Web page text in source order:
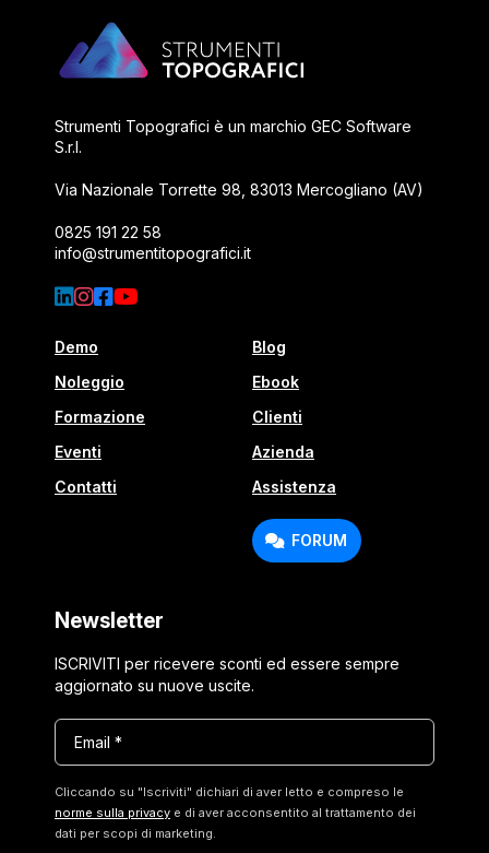
Strumenti Topografici è un marchio GEC Software
S.r.l.
Via Nazionale Torrette 98, 83013 Mercogliano (AV)
0825 191 22 58
info@strumentitopografici.it
Seguici su LinkedIn
Seguici su Instagram
Seguici su Facebook
Demo
Noleggio
Formazione
Eventi
Contatti
Blog
Ebook
Clienti
Azienda
Assistenza
FORUM
Newsletter
ISCRIVITI per ricevere sconti ed essere sempre
aggiornato su nuove uscite.
Email *
Cliccando su "Iscriviti" dichiari di aver letto e compreso le
norme sulla privacy e di aver acconsentito al trattamento dei
dati per scopi di marketing.